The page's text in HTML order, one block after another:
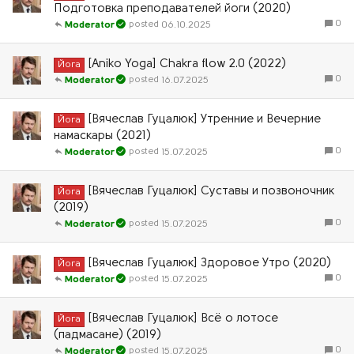
Подготовка преподавателей йоги (2020)
0
06.10.2025
Moderator
Йога [Aniko Yoga] Chakra flow 2.0 (2022)
0
16.07.2025
Moderator
Йога
[Вячеслав Гуцалюк] Утренние и Вечерние
намаскары (2021)
0
15.07.2025
Moderator
Йога
[Вячеслав Гуцалюк] Суставы и позвоночник
(2019)
0
15.07.2025
Moderator
Йога [Вячеслав Гуцалюк] Здоровое Утро (2020)
0
15.07.2025
Moderator
Йога
[Вячеслав Гуцалюк] Всё о лотосе
(падмасане) (2019)
0
15.07.2025
Moderator